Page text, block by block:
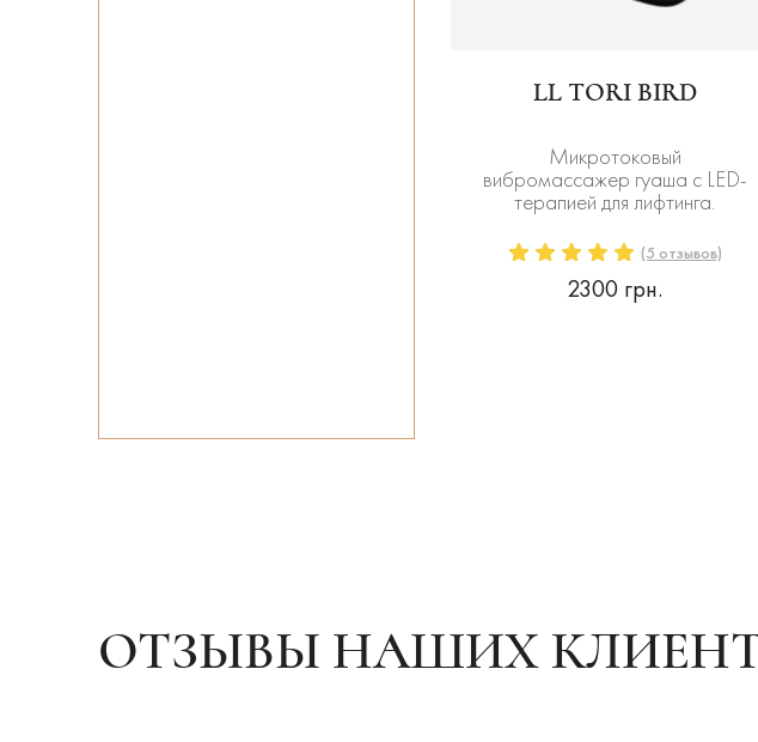
LL TORI BIRD
Микротоковый
вибромассажер гуаша с LED-
терапией для лифтинга.
(5 отзывов)
2300 грн.
ОТЗЫВЫ НАШИХ